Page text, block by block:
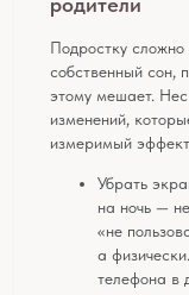
Подростку сложно
собственный сон,
этому мешает.
изменений,
измеримый
Убрать
на ночь —
«не
а
телефона в